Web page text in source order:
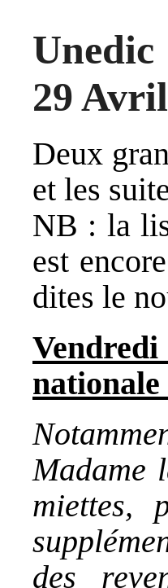
Unedic
29
Deux
et les
NB : la
est
dites le
Madame
miettes,
des